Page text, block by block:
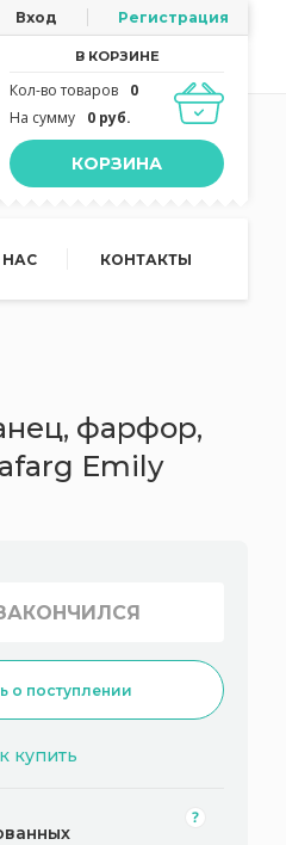
Вход Регистрация
В КОРЗИНЕ
Кол-во товаров
0
На сумму
0 руб.
КОРЗИНА
НАС КОНТАКТЫ
фарфор,
Emily
о поступлении
купить